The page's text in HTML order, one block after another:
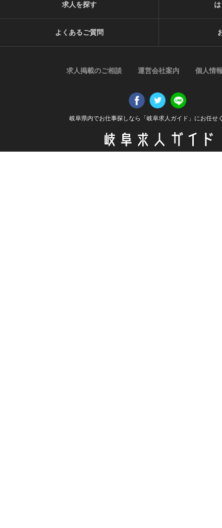
岐阜県内でお仕事探しなら「岐阜求人ガイド」にお任せ
求人を探す
よくあるご質問
求人掲載のご相談 運営会社案内 個人情